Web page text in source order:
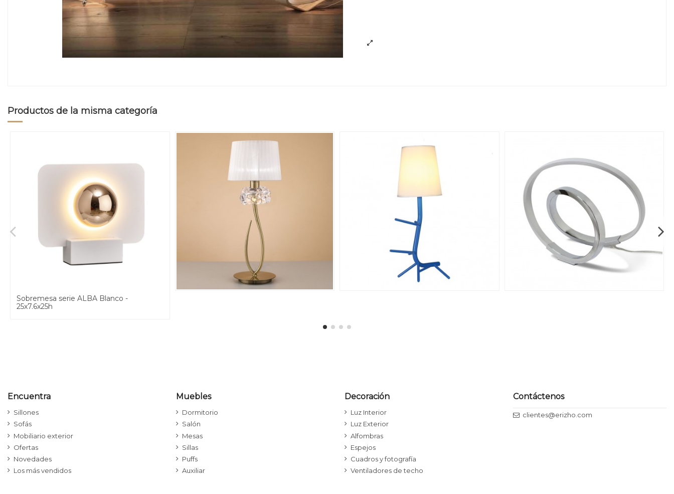
Productos de la misma categoría
Sobremesa serie ALBA Blanco -
25x7.6x25h
Encuentra
Sillones
Sofás
Mobiliario exterior
Ofertas
Novedades
Los más vendidos
Muebles
Dormitorio
Salón
Mesas
Sillas
Puffs
Auxiliar
Decoración
Luz Interior
Luz Exterior
Alfombras
Espejos
Cuadros y fotografía
Ventiladores de techo
Contáctenos
clientes@erizho.com